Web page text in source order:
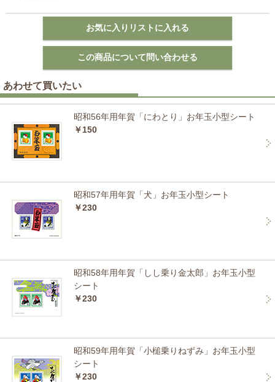
あわせて買いたい
昭和56年用年賀「にわとり」お年玉小型シート
￥150
昭和57年用年賀「犬」お年玉小型シート
￥230
昭和58年用年賀「しし乗り金太郎」お年玉小型
シート
￥230
昭和59年用年賀「小槌乗りねずみ」お年玉小型
シート
￥230